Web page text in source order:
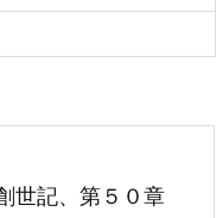
世記、第５０章